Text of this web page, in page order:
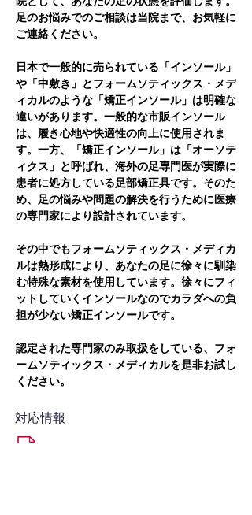
足のお悩みでのご相談は当院まで、お気軽に
ご連絡ください。
日本で一般的に売られている「インソール」
や「中敷き」とフォームソティックス・メデ
ィカルのような「矯正インソール」は明確な
違いがあります。一般的な市販インソール
は、履き心地や快適性の向上に使用されま
す。一方、「矯正インソール」は「オーソテ
ィクス」と呼ばれ、海外の足専門医が実際に
患者に処方している足部矯正具です。そのた
め、足の悩みや問題の解決を行うために医療
の専門家により設計されています。
その中でもフォームソティックス・メディカ
ルは熱形成により、あなたの足に徐々に馴染
む特殊な素材を使用しています。徐々にフィ
ットしていくインソールなのでカラダへの負
担が少ない矯正インソールです。
認定された専門家のみ取扱をしている、フォ
ームソティックス・メディカルを是非お試し
ください。
対応情報